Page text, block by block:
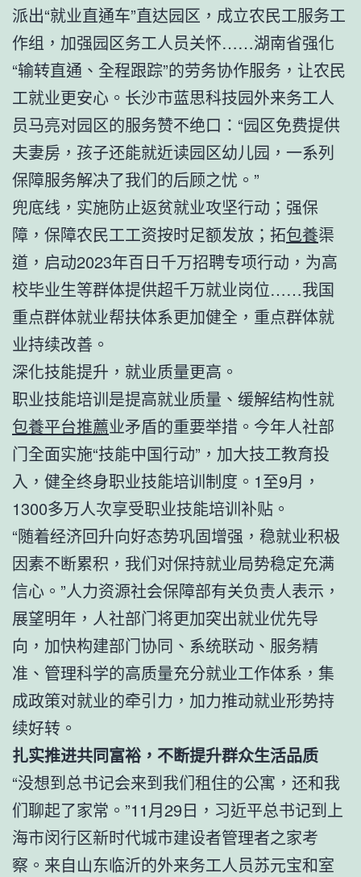
派出“就业直通车”直达园区，成立农民工服务工
作组，加强园区务工人员关怀……湖南省强化
“输转直通、全程跟踪”的劳务协作服务，让农民
工就业更安心。长沙市蓝思科技园外来务工人
员马亮对园区的服务赞不绝口：“园区免费提供
夫妻房，孩子还能就近读园区幼儿园，一系列
保障服务解决了我们的后顾之忧。”
兜底线，实施防止返贫就业攻坚行动；强保
障，保障农民工工资按时足额发放；拓包養渠
道，启动2023年百日千万招聘专项行动，为高
校毕业生等群体提供超千万就业岗位……我国
重点群体就业帮扶体系更加健全，重点群体就
业持续改善。
深化技能提升，就业质量更高。
职业技能培训是提高就业质量、缓解结构性就
包養平台推薦业矛盾的重要举措。今年人社部
门全面实施“技能中国行动”，加大技工教育投
入，健全终身职业技能培训制度。1至9月，
1300多万人次享受职业技能培训补贴。
“随着经济回升向好态势巩固增强，稳就业积极
因素不断累积，我们对保持就业局势稳定充满
信心。”人力资源社会保障部有关负责人表示，
展望明年，人社部门将更加突出就业优先导
向，加快构建部门协同、系统联动、服务精
准、管理科学的高质量充分就业工作体系，集
成政策对就业的牵引力，加力推动就业形势持
续好转。
扎实推进共同富裕，不断提升群众生活品质
“没想到总书记会来到我们租住的公寓，还和我
们聊起了家常。”11月29日，习近平总书记到上
海市闵行区新时代城市建设者管理者之家考
察。来自山东临沂的外来务工人员苏元宝和室